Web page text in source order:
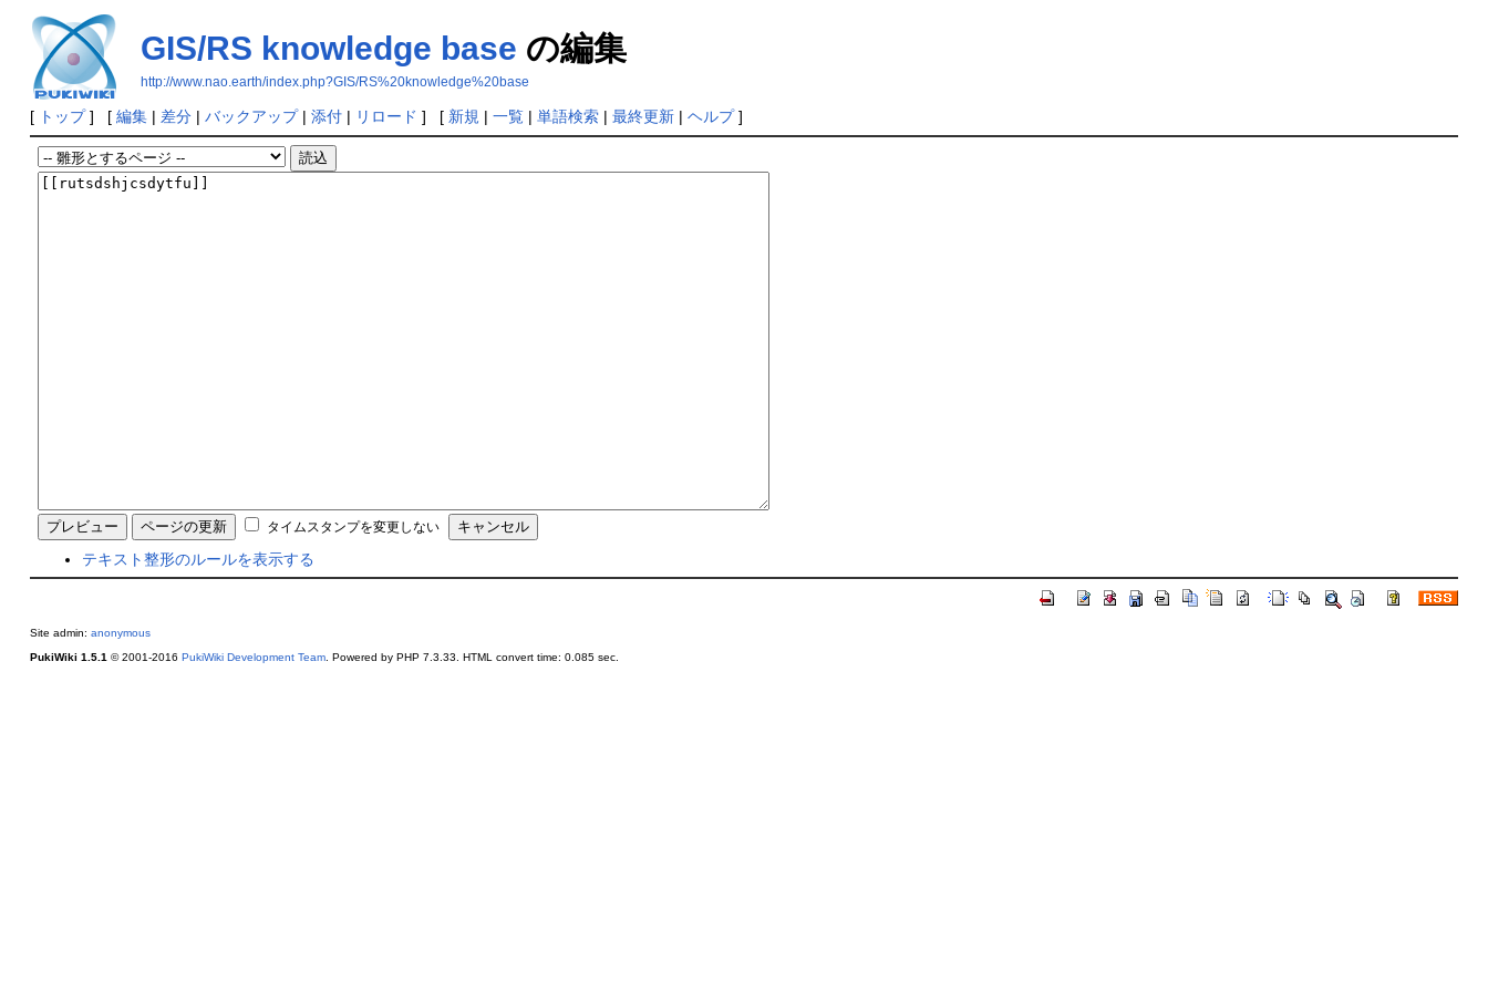
GIS/RS knowledge base の編集
http://www.nao.earth/index.php?GIS/RS%20knowledge%20base
[ トップ] [ 編集| 差分| バックアップ| 添付| リロード ] [ 新規 | 一覧| 単語検索| 最終更新| ヘルプ]
タイムスタンプを変更しない
テキスト整形のルールを表示する
Site admin: anonymous
PukiWiki 1.5.1 © 2001-2016 PukiWiki Development Team. Powered by PHP 7.3.33. HTML convert time: 0.085 sec.